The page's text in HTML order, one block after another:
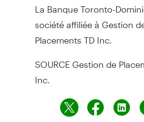
La Banque Toronto-
société affiliée à Gestion
Placements TD Inc.
SOURCE Gestion de
Inc.